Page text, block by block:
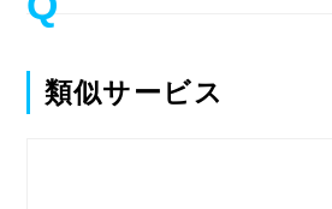
類似サービス